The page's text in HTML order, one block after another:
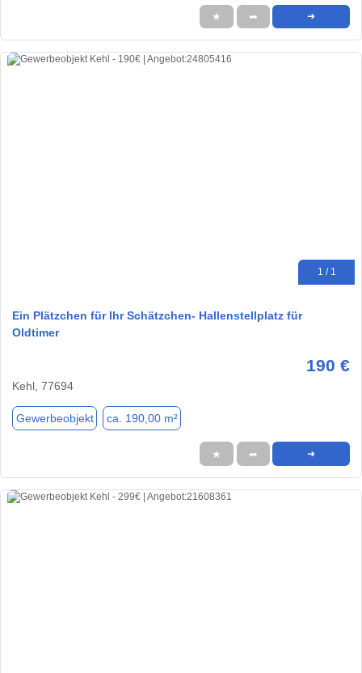
★ ➦ ➜
1 / 1
Ein Plätzchen für Ihr Schätzchen- Hallenstellplatz für
Oldtimer
190 €
Kehl, 77694
Gewerbeobjekt ca. 190,00 m²
★ ➦ ➜